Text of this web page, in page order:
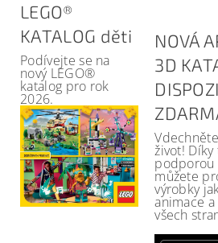
LEGO®
KATALOG děti
Podívejte se na
nový LEGO®
katalog pro rok
2026.
NOVÁ
3D
život!
podporou
můžete
výrobky
animace
všech